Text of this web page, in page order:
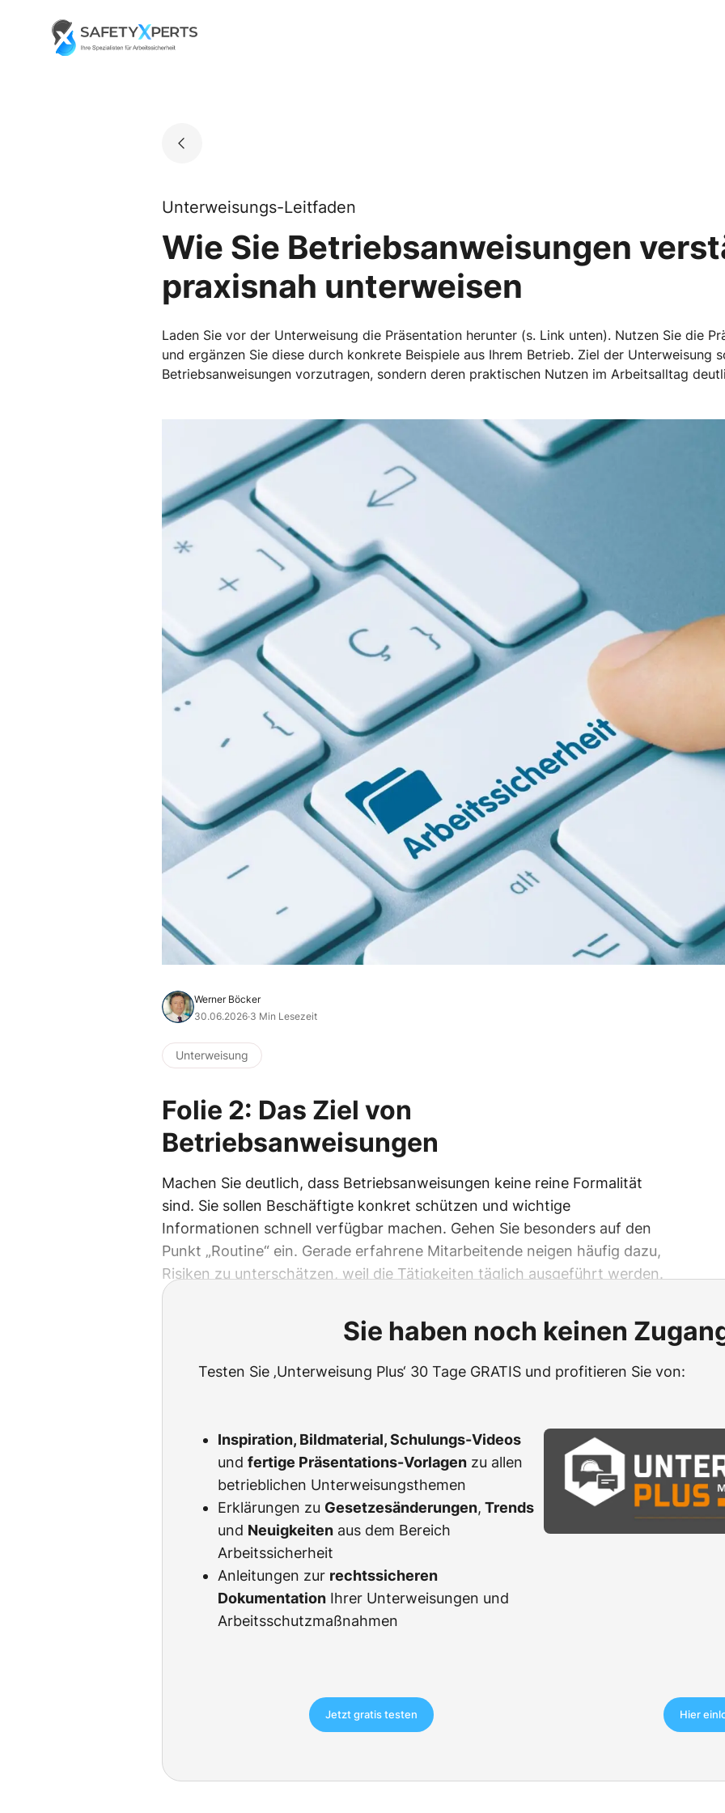
Go to landing page.
Unterweisungs-Leitfaden
Wie Sie Betriebsanweisungen
praxisnah unterweisen
Laden Sie vor der Unterweisung die Präsentation herunter (s. Link unten). Nutzen Sie die
und ergänzen Sie diese durch konkrete Beispiele aus Ihrem Betrieb. Ziel der Unterweisung
Betriebsanweisungen vorzutragen, sondern deren praktischen Nutzen im Arbeitsalltag
Werner Böcker
30.06.2026·3 Min Lesezeit
Unterweisung
Folie 2: Das Ziel von
Betriebsanweisungen
Machen Sie deutlich, dass Betriebsanweisungen keine reine Formalität
sind. Sie sollen Beschäftigte konkret schützen und wichtige
Informationen schnell verfügbar machen. Gehen Sie besonders auf den
Punkt „Routine“ ein. Gerade erfahrene Mitarbeitende neigen häufig dazu,
Risiken zu unterschätzen, weil die Tätigkeiten täglich ausgeführt werden.
Sie haben noch keinen
Testen Sie ‚Unterweisung Plus‘ 30 Tage GRATIS und profitieren Sie von:
Inspiration, Bildmaterial, Schulungs-Videos
und fertige Präsentations-Vorlagen zu allen
betrieblichen Unterweisungsthemen
Erklärungen zu Gesetzesänderungen, Trends
und Neuigkeiten aus dem Bereich
Arbeitssicherheit
Anleitungen zur rechtssicheren
Dokumentation Ihrer Unterweisungen und
Arbeitsschutzmaßnahmen
Jetzt gratis testen Hier